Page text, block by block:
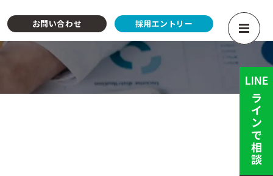
お問い合わせ 採用エントリー